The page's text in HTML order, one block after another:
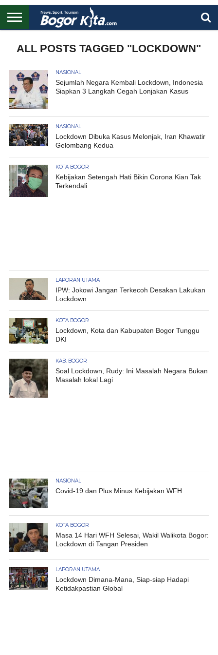
UTAMA
ALL POSTS TAGGED "LOCKDOWN"
NASIONAL
Sejumlah Negara Kembali Lockdown, Indonesia
Siapkan 3 Langkah Cegah Lonjakan Kasus
NASIONAL
Lockdown Dibuka Kasus Melonjak, Iran Khawatir
Gelombang Kedua
KOTA BOGOR
Kebijakan Setengah Hati Bikin Corona Kian Tak
Terkendali
LAPORAN UTAMA
IPW: Jokowi Jangan Terkecoh Desakan Lakukan
Lockdown
KOTA BOGOR
Lockdown, Kota dan Kabupaten Bogor Tunggu
DKI
KAB. BOGOR
Soal Lockdown, Rudy: Ini Masalah Negara Bukan
Masalah lokal Lagi
NASIONAL
Covid-19 dan Plus Minus Kebijakan WFH
KOTA BOGOR
Masa 14 Hari WFH Selesai, Wakil Walikota Bogor:
Lockdown di Tangan Presiden
LAPORAN UTAMA
Lockdown Dimana-Mana, Siap-siap Hadapi
Ketidakpastian Global